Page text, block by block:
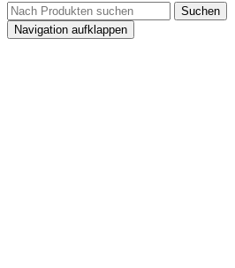
Navigation aufklappen